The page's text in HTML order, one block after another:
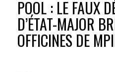
POOL : LE FAUX
D’ÉTAT-MAJOR
OFFICINES DE